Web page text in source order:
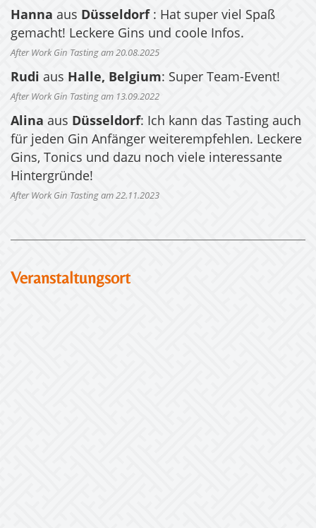
Hanna aus Düsseldorf : Hat super viel Spaß
gemacht! Leckere Gins und coole Infos.
After Work Gin Tasting am 20.08.2025
Rudi aus Halle, Belgium: Super Team-Event!
After Work Gin Tasting am 13.09.2022
Alina aus Düsseldorf: Ich kann das Tasting auch
für jeden Gin Anfänger weiterempfehlen. Leckere
Gins, Tonics und dazu noch viele interessante
Hintergründe!
After Work Gin Tasting am 22.11.2023
Veranstaltungsort